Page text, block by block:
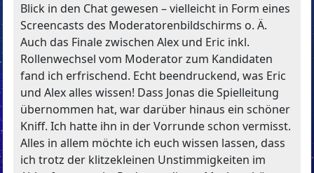
Blick in den Chat gewesen – vielleicht in Form eines
Screencasts des Moderatorenbildschirms o. Ä.
Auch das Finale zwischen Alex und Eric inkl.
Rollenwechsel vom Moderator zum Kandidaten
fand ich erfrischend. Echt beendruckend, was Eric
und Alex alles wissen! Dass Jonas die Spielleitung
übernommen hat, war darüber hinaus ein schöner
Kniff. Ich hatte ihn in der Vorrunde schon vermisst.
Alles in allem möchte ich euch wissen lassen, dass
ich trotz der klitzekleinen Unstimmigkeiten im